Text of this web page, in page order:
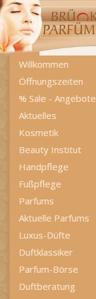
Willkommen
Öffnungszeiten
% Sale - Angebote
Aktuelles
Kosmetik
Beauty Institut
Handpflege
Fußpflege
Parfums
Aktuelle Parfums
Luxus-Düfte
Duftklassiker
Parfum-Börse
Duftberatung